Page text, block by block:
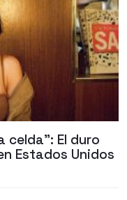
celda": El duro
Estados Unidos